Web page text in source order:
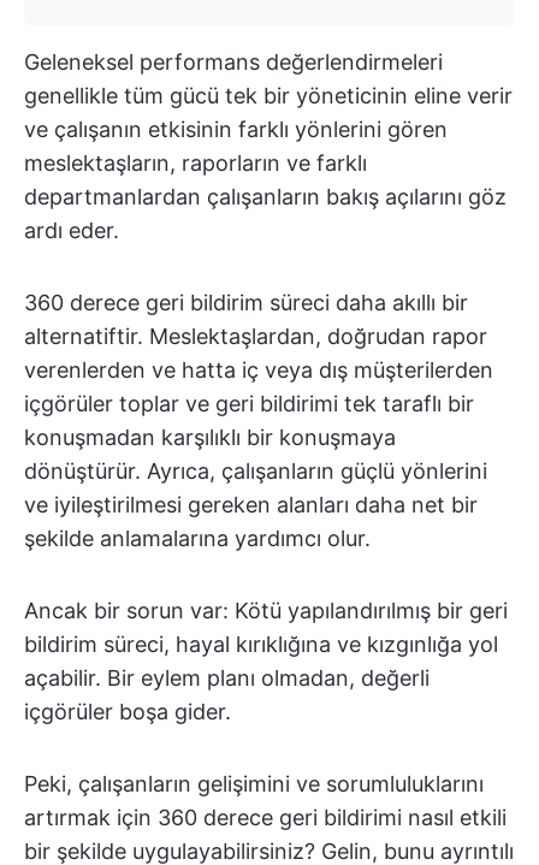
Geleneksel performans değerlendirmeleri
genellikle tüm gücü tek bir yöneticinin eline verir
ve çalışanın etkisinin farklı yönlerini gören
meslektaşların, raporların ve farklı
departmanlardan çalışanların bakış açılarını göz
ardı eder.
360 derece geri bildirim süreci daha akıllı bir
alternatiftir. Meslektaşlardan, doğrudan rapor
verenlerden ve hatta iç veya dış müşterilerden
içgörüler toplar ve geri bildirimi tek taraflı bir
konuşmadan karşılıklı bir konuşmaya
dönüştürür. Ayrıca, çalışanların güçlü yönlerini
ve iyileştirilmesi gereken alanları daha net bir
şekilde anlamalarına yardımcı olur.
Ancak bir sorun var: Kötü yapılandırılmış bir geri
bildirim süreci, hayal kırıklığına ve kızgınlığa yol
açabilir. Bir eylem planı olmadan, değerli
içgörüler boşa gider.
Peki, çalışanların gelişimini ve sorumluluklarını
artırmak için 360 derece geri bildirimi nasıl etkili
bir şekilde uygulayabilirsiniz? Gelin, bunu ayrıntılı